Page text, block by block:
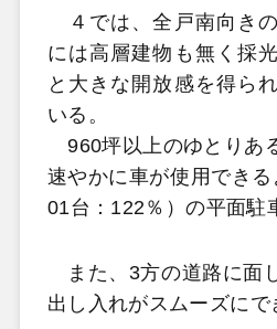
４では、全戸南向き
には高層建物も無く採
と大きな開放感を得ら
いる。
960坪以上のゆとりあ
速やかに車が使用でき
01台：122％）の平面駐
また、3方の道路に面
出し入れがスムーズにで